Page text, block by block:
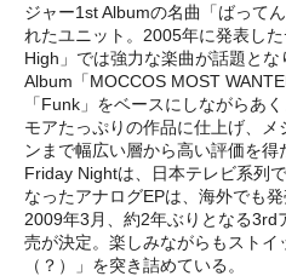
ジャー1st Albumの名曲「ばって
れたユニット。2005年に発表し
High」では強力な楽曲が話題と
Album「MOCCOS MOST
「Funk」をベースにしながらあ
モアたっぷりの作品に仕上げ、
ンまで幅広い層から高い評価を得
Friday Nightは、日本テレビ系列
なったアナログEPは、海外でも
2009年3月、約2年ぶりとなる3rd
売が決定。楽しみながらもスト
（？）」を突き詰めている。